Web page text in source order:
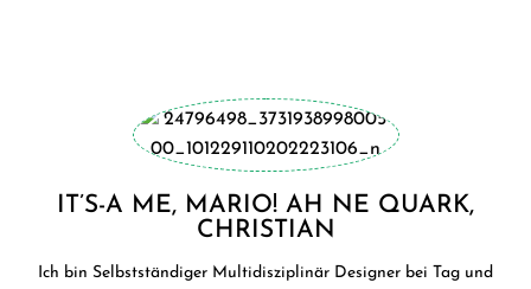
IT’S-A ME, MARIO! AH NE QUARK,
CHRISTIAN
Ich bin Selbstständiger Multidisziplinär Designer bei Tag und